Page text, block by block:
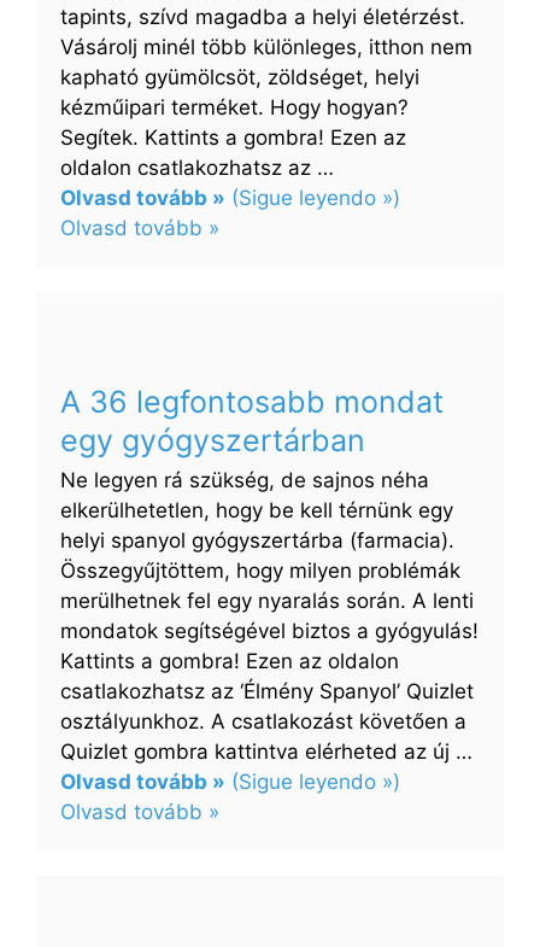
tapints, szívd magadba a helyi életérzést.
Vásárolj minél több különleges, itthon nem
kapható gyümölcsöt, zöldséget, helyi
kézműipari terméket. Hogy hogyan?
Segítek. Kattints a gombra! Ezen az
oldalon csatlakozhatsz az …
Olvasd tovább » (Sigue leyendo »)
Olvasd tovább »
piacon
A 36 legfontosabb mondat
egy gyógyszertárban
Ne legyen rá szükség, de sajnos néha
elkerülhetetlen, hogy be kell térnünk egy
helyi spanyol gyógyszertárba (farmacia).
Összegyűjtöttem, hogy milyen problémák
merülhetnek fel egy nyaralás során. A lenti
mondatok segítségével biztos a gyógyulás!
Kattints a gombra! Ezen az oldalon
csatlakozhatsz az ‘Élmény Spanyol’ Quizlet
osztályunkhoz. A csatlakozást követően a
Quizlet gombra kattintva elérheted az új …
Olvasd tovább » (Sigue leyendo »)
Olvasd tovább »